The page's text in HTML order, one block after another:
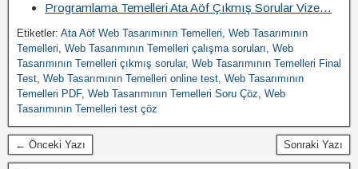
Programlama Temelleri Ata Aöf Çıkmış Sorular Vize…
Etiketler: Ata Aöf Web Tasarımının Temelleri, Web Tasarımının
Temelleri, Web Tasarımının Temelleri çalışma soruları, Web
Tasarımının Temelleri çıkmış sorular, Web Tasarımının Temelleri Final
Test, Web Tasarımının Temelleri online test, Web Tasarımının
Temelleri PDF, Web Tasarımının Temelleri Soru Çöz, Web
Tasarımının Temelleri test çöz
← Önceki Yazı Sonraki Yazı